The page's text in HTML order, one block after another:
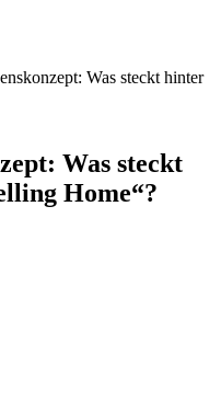
Was steckt hinter
Was steckt
Home“?